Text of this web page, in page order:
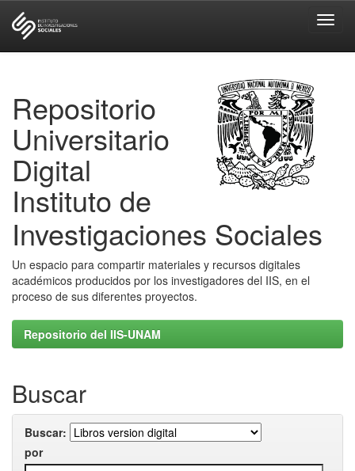
Repositorio
Universitario
Digital
Instituto de
Investigaciones Sociales
Un espacio para compartir materiales y recursos digitales
académicos producidos por los investigadores del IIS, en el
proceso de sus diferentes proyectos.
Repositorio del IIS-UNAM
Buscar
Buscar:
por